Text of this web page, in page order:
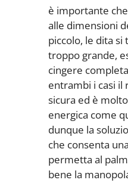
è importante
alle dimensioni
piccolo, le dita
troppo grande,
cingere
entrambi i casi il
sicura ed è
energica come
dunque la
che consenta
permetta al
bene la